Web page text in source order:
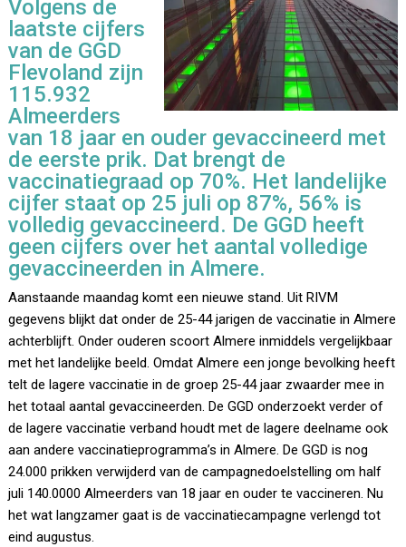
Volgens de
laatste cijfers
van de GGD
Flevoland zijn
115.932
Almeerders
van 18 jaar en ouder gevaccineerd met
de eerste prik. Dat brengt de
vaccinatiegraad op 70%. Het landelijke
cijfer staat op 25 juli op 87%, 56% is
volledig gevaccineerd. De GGD heeft
geen cijfers over het aantal volledige
gevaccineerden in Almere.
Aanstaande maandag komt een nieuwe stand. Uit RIVM
gegevens blijkt dat onder de 25-44 jarigen de vaccinatie in Almere
achterblijft. Onder ouderen scoort Almere inmiddels vergelijkbaar
met het landelijke beeld. Omdat Almere een jonge bevolking heeft
telt de lagere vaccinatie in de groep 25-44 jaar zwaarder mee in
het totaal aantal gevaccineerden. De GGD onderzoekt verder of
de lagere vaccinatie verband houdt met de lagere deelname ook
aan andere vaccinatieprogramma’s in Almere. De GGD is nog
24.000 prikken verwijderd van de campagnedoelstelling om half
juli 140.0000 Almeerders van 18 jaar en ouder te vaccineren. Nu
het wat langzamer gaat is de vaccinatiecampagne verlengd tot
eind augustus.